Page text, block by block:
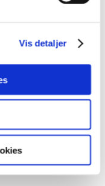
Vis detaljer